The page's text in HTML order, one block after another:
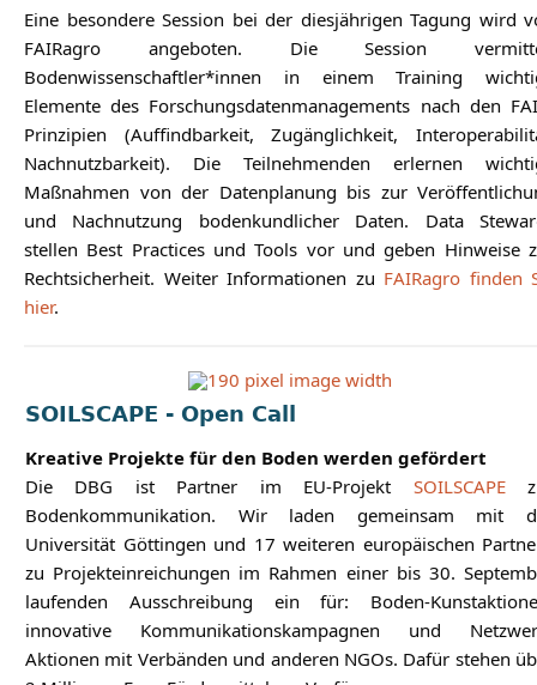
Eine besondere Session bei der diesjährigen Tagung wird
FAIRagro angeboten. Die Session
Bodenwissenschaftler*innen in einem Training
Elemente des Forschungsdatenmanagements nach den
Prinzipien (Auffindbarkeit, Zugänglichkeit,
Nachnutzbarkeit). Die Teilnehmenden erlernen
Maßnahmen von der Datenplanung bis zur
und Nachnutzung bodenkundlicher Daten. Data
stellen Best Practices und Tools vor und geben Hinweise
Rechtsicherheit. Weiter Informationen zu FAIRagro finden
hier.
SOILSCAPE - Open Call
Kreative Projekte für den Boden werden gefördert
Die DBG ist Partner im EU-Projekt SOILSCAPE
Bodenkommunikation. Wir laden gemeinsam mit
Universität Göttingen und 17 weiteren europäischen
zu Projekteinreichungen im Rahmen einer bis 30.
laufenden Ausschreibung ein für: Boden-
innovative Kommunikationskampagnen und
Aktionen mit Verbänden und anderen NGOs. Dafür stehen